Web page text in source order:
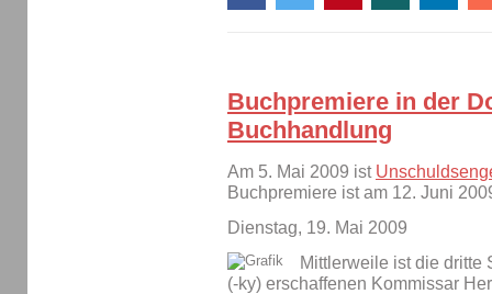
Buchpremiere in der
Buchhandlung
Am 5. Mai 2009 ist
Buchpremiere ist am 12. Juni
Dienstag, 19. Mai 2009
Mittlerweile ist die dritte
(-ky) erschaffenen Kommissar